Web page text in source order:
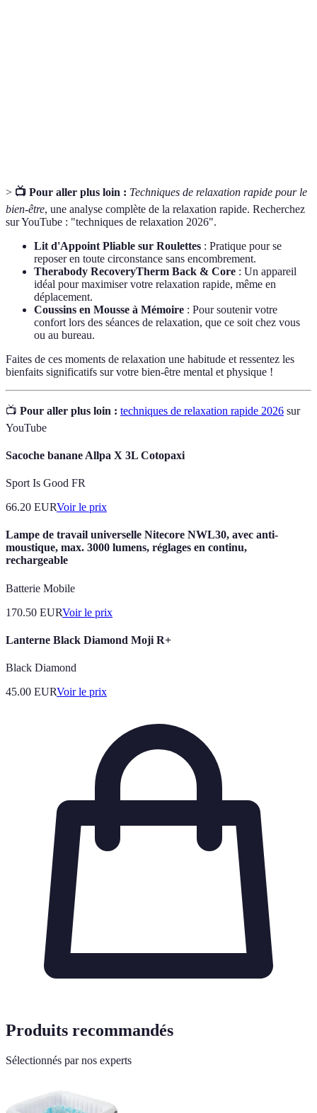
> 📺 Pour aller plus loin : Techniques de relaxation rapide pour le
bien-être, une analyse complète de la relaxation rapide. Recherchez
sur YouTube : "techniques de relaxation 2026".
Lit d'Appoint Pliable sur Roulettes : Pratique pour se
reposer en toute circonstance sans encombrement.
Therabody RecoveryTherm Back & Core : Un appareil
idéal pour maximiser votre relaxation rapide, même en
déplacement.
Coussins en Mousse à Mémoire : Pour soutenir votre
confort lors des séances de relaxation, que ce soit chez vous
ou au bureau.
Faites de ces moments de relaxation une habitude et ressentez les
bienfaits significatifs sur votre bien-être mental et physique !
📺 Pour aller plus loin : techniques de relaxation rapide 2026 sur
YouTube
Sacoche banane Allpa X 3L Cotopaxi
Sport Is Good FR
66.20 EURVoir le prix
Lampe de travail universelle Nitecore NWL30, avec anti-
moustique, max. 3000 lumens, réglages en continu,
rechargeable
Batterie Mobile
170.50 EURVoir le prix
Lanterne Black Diamond Moji R+
Black Diamond
45.00 EURVoir le prix
Produits recommandés
Sélectionnés par nos experts